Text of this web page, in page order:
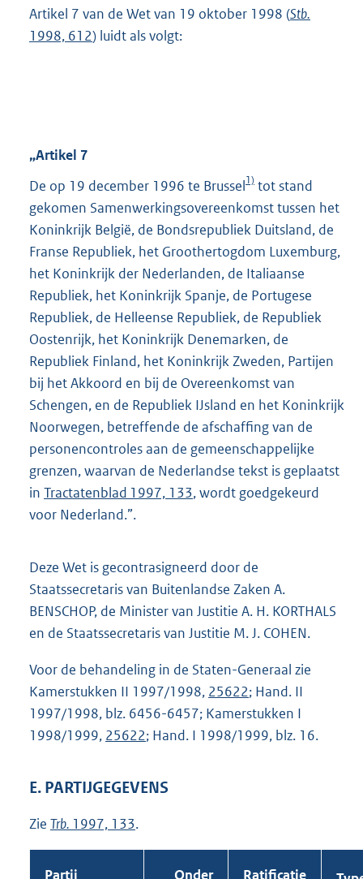
Artikel 7 van de Wet van 19 oktober 1998 (Stb.
1998, 612) luidt als volgt:
„Artikel 7
De op 19 december 1996 te Brussel1) tot stand
gekomen Samenwerkingsovereenkomst tussen het
Koninkrijk België, de Bondsrepubliek Duitsland, de
Franse Republiek, het Groothertogdom Luxemburg,
het Koninkrijk der Nederlanden, de Italiaanse
Republiek, het Koninkrijk Spanje, de Portugese
Republiek, de Helleense Republiek, de Republiek
Oostenrijk, het Koninkrijk Denemarken, de
Republiek Finland, het Koninkrijk Zweden, Partijen
bij het Akkoord en bij de Overeenkomst van
Schengen, en de Republiek IJsland en het Koninkrijk
Noorwegen, betreffende de afschaffing van de
personencontroles aan de gemeenschappelijke
grenzen, waarvan de Nederlandse tekst is geplaatst
in Tractatenblad 1997, 133, wordt goedgekeurd
voor Nederland.”.
Deze Wet is gecontrasigneerd door de
Staatssecretaris van Buitenlandse Zaken A.
BENSCHOP, de Minister van Justitie A. H. KORTHALS
en de Staatssecretaris van Justitie M. J. COHEN.
Voor de behandeling in de Staten-Generaal zie
Kamerstukken II 1997/1998, 25622; Hand. II
1997/1998, blz. 6456-6457; Kamerstukken I
1998/1999, 25622; Hand. I 1998/1999, blz. 16.
E. PARTIJGEGEVENS
Zie Trb. 1997, 133.
Partij Onder Ratificatie